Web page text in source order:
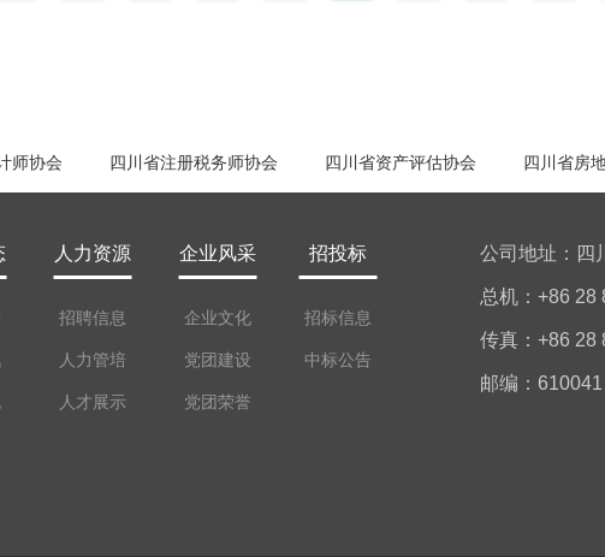
师协会 四川省注册税务师协会 四川省资产评估协会 四川省房
人力资源
招聘信息
人力管培
人才展示
企业风采
企业文化
党团建设
党团荣誉
招投标
招标信息
中标公告
公司地址：四
总机：+86 28
传真：+86 28
邮编：610041